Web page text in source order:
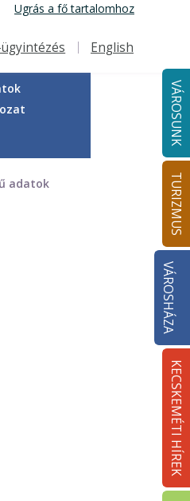
Ugrás a fő tartalomhoz
navigáció
ügyintézés English
VÁROSUNK
TURIZMUS
VÁROSHÁZA
KECSKEMÉTI HÍREK
adatok